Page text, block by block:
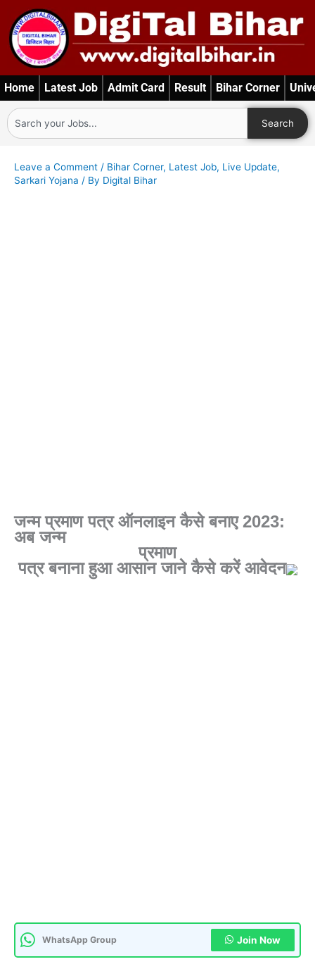
content
Home Latest Job Admit Card Result Bihar Corner
Search
Search
Leave a Comment / Bihar Corner, Latest Job, Live Update,
Sarkari Yojana / By Digital Bihar
जन्म प्रमाण पत्र ऑनलाइन कैसे बनाए 2023:
अब जन्म
प्रमाण
पत्र बनाना हुआ आसान जाने कैसे करें आवेदन
WhatsApp Group Join Now